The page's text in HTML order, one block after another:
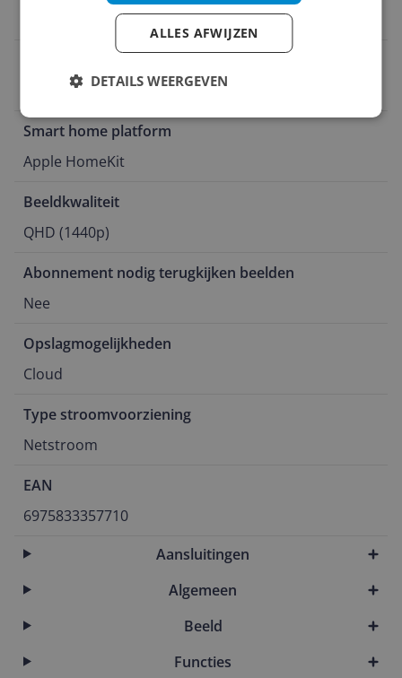
Wifi ingebouwd
Smart home platform
Apple HomeKit
Beeldkwaliteit
QHD (1440p)
Abonnement nodig terugkijken beelden
Nee
Opslagmogelijkheden
Cloud
Type stroomvoorziening
Netstroom
EAN
6975833357710
Aansluitingen
Algemeen
Beeld
Functies
ALLES AFWIJZEN
DETAILS WEERGEVEN